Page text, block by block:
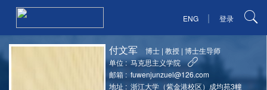
ENG | 登录
付文军 博士 |教授 |博士生导师
单位 : 马克思主义学院
邮箱 : fuwenjunzuel@126.com
地址 : 浙江大学（紫金港校区）成均苑3幢